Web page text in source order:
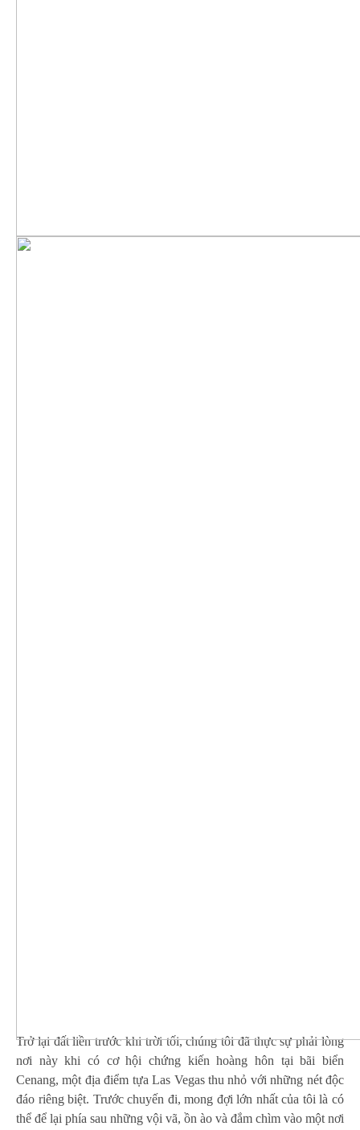
Trở lại đất liền trước khi trời tối, chúng tôi đã thực sự phải lòng
nơi này khi có cơ hội chứng kiến hoàng hôn tại bãi biển
Cenang, một địa điểm tựa Las Vegas thu nhỏ với những nét độc
đáo riêng biệt. Trước chuyến đi, mong đợi lớn nhất của tôi là có
thể để lại phía sau những vội vã, ồn ào và đắm chìm vào một nơi